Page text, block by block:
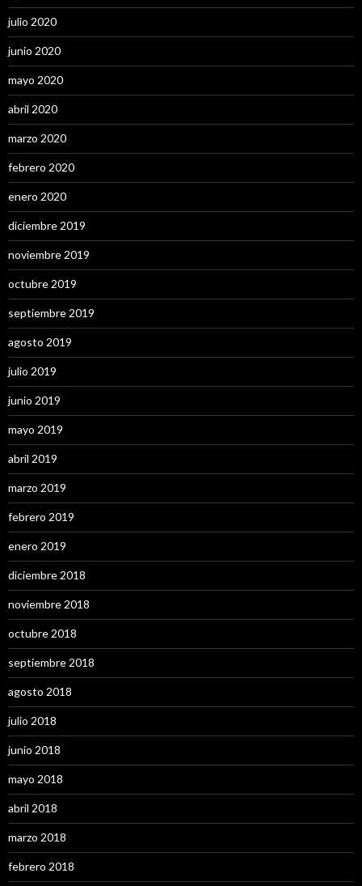
julio 2020
junio 2020
mayo 2020
abril 2020
marzo 2020
febrero 2020
enero 2020
diciembre 2019
noviembre 2019
octubre 2019
septiembre 2019
agosto 2019
julio 2019
junio 2019
mayo 2019
abril 2019
marzo 2019
febrero 2019
enero 2019
diciembre 2018
noviembre 2018
octubre 2018
septiembre 2018
agosto 2018
julio 2018
junio 2018
mayo 2018
abril 2018
marzo 2018
febrero 2018